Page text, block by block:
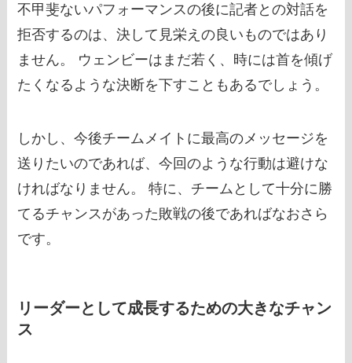
不甲斐ないパフォーマンスの後に記者との対話を
拒否するのは、決して見栄えの良いものではあり
ません。 ウェンビーはまだ若く、時には首を傾げ
たくなるような決断を下すこともあるでしょう。
しかし、今後チームメイトに最高のメッセージを
送りたいのであれば、今回のような行動は避けな
ければなりません。 特に、チームとして十分に勝
てるチャンスがあった敗戦の後であればなおさら
です。
リーダーとして成長するための大きなチャン
ス